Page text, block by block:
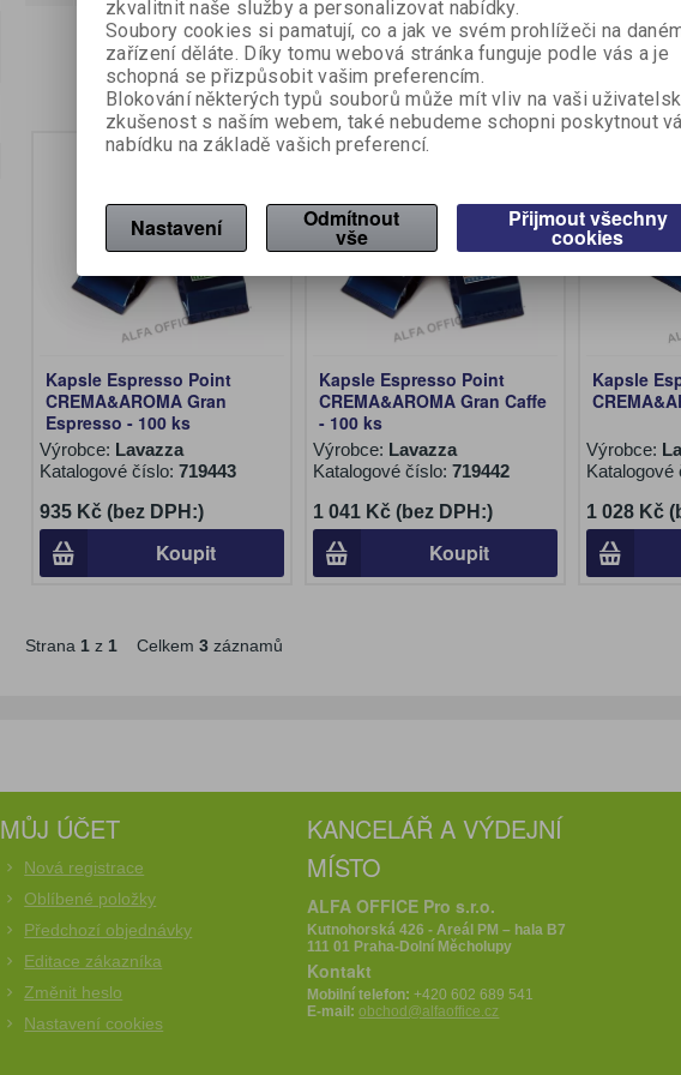
Počet na stránku 20 40
Kapsle Espresso Point
CREMA&AROMA Gran
Espresso - 100 ks
Výrobce: Lavazza
Katalogové číslo: 719443
935 Kč (bez DPH:)
Koupit
Kapsle Espresso Point
CREMA&AROMA Gran Caffe
- 100 ks
Výrobce: Lavazza
Katalogové číslo: 719442
1 041 Kč (bez DPH:)
Koupit
Kapsle
Výrobce:
1 028 Kč
Strana 1z 1Celkem 3záznamů
MŮJ ÚČET
Nová registrace
Oblíbené položky
Předchozí objednávky
Editace zákazníka
Změnit heslo
Nastavení cookies
KANCELÁŘ A VÝDEJNÍ
MÍSTO
ALFA OFFICE Pro s.r.o.
Kutnohorská 426 - Areál PM – hala B7
111 01 Praha-Dolní Měcholupy
Kontakt
Mobilní telefon:+420 602 689 541
E-mail:obchod@alfaoffice.cz
zkvalitnit naše služby a personalizovat nabídky.
Soubory cookies si pamatují, co a jak ve svém prohlížeči na
zařízení děláte. Díky tomu webová stránka funguje podle vás a je
schopná se přizpůsobit vašim preferencím.
Blokování některých typů souborů může mít vliv na vaši
zkušenost s naším webem, také nebudeme schopni poskytnout
nabídku na základě vašich preferencí.
Nastavení Odmítnout
vše
Přijmout všechny
cookies